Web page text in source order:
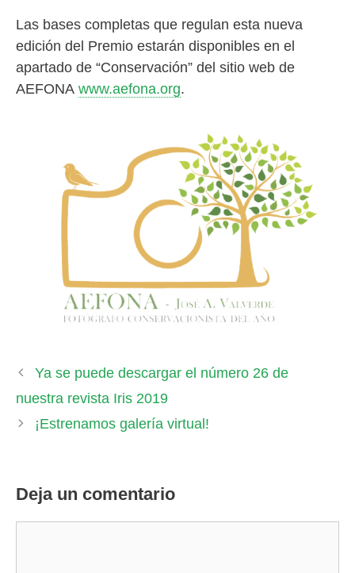
Las bases completas que regulan esta nueva
edición del Premio estarán disponibles en el
apartado de “Conservación” del sitio web de
AEFONA www.aefona.org.
Ya se puede descargar el número 26 de
nuestra revista Iris 2019
¡Estrenamos galería virtual!
Deja un comentario